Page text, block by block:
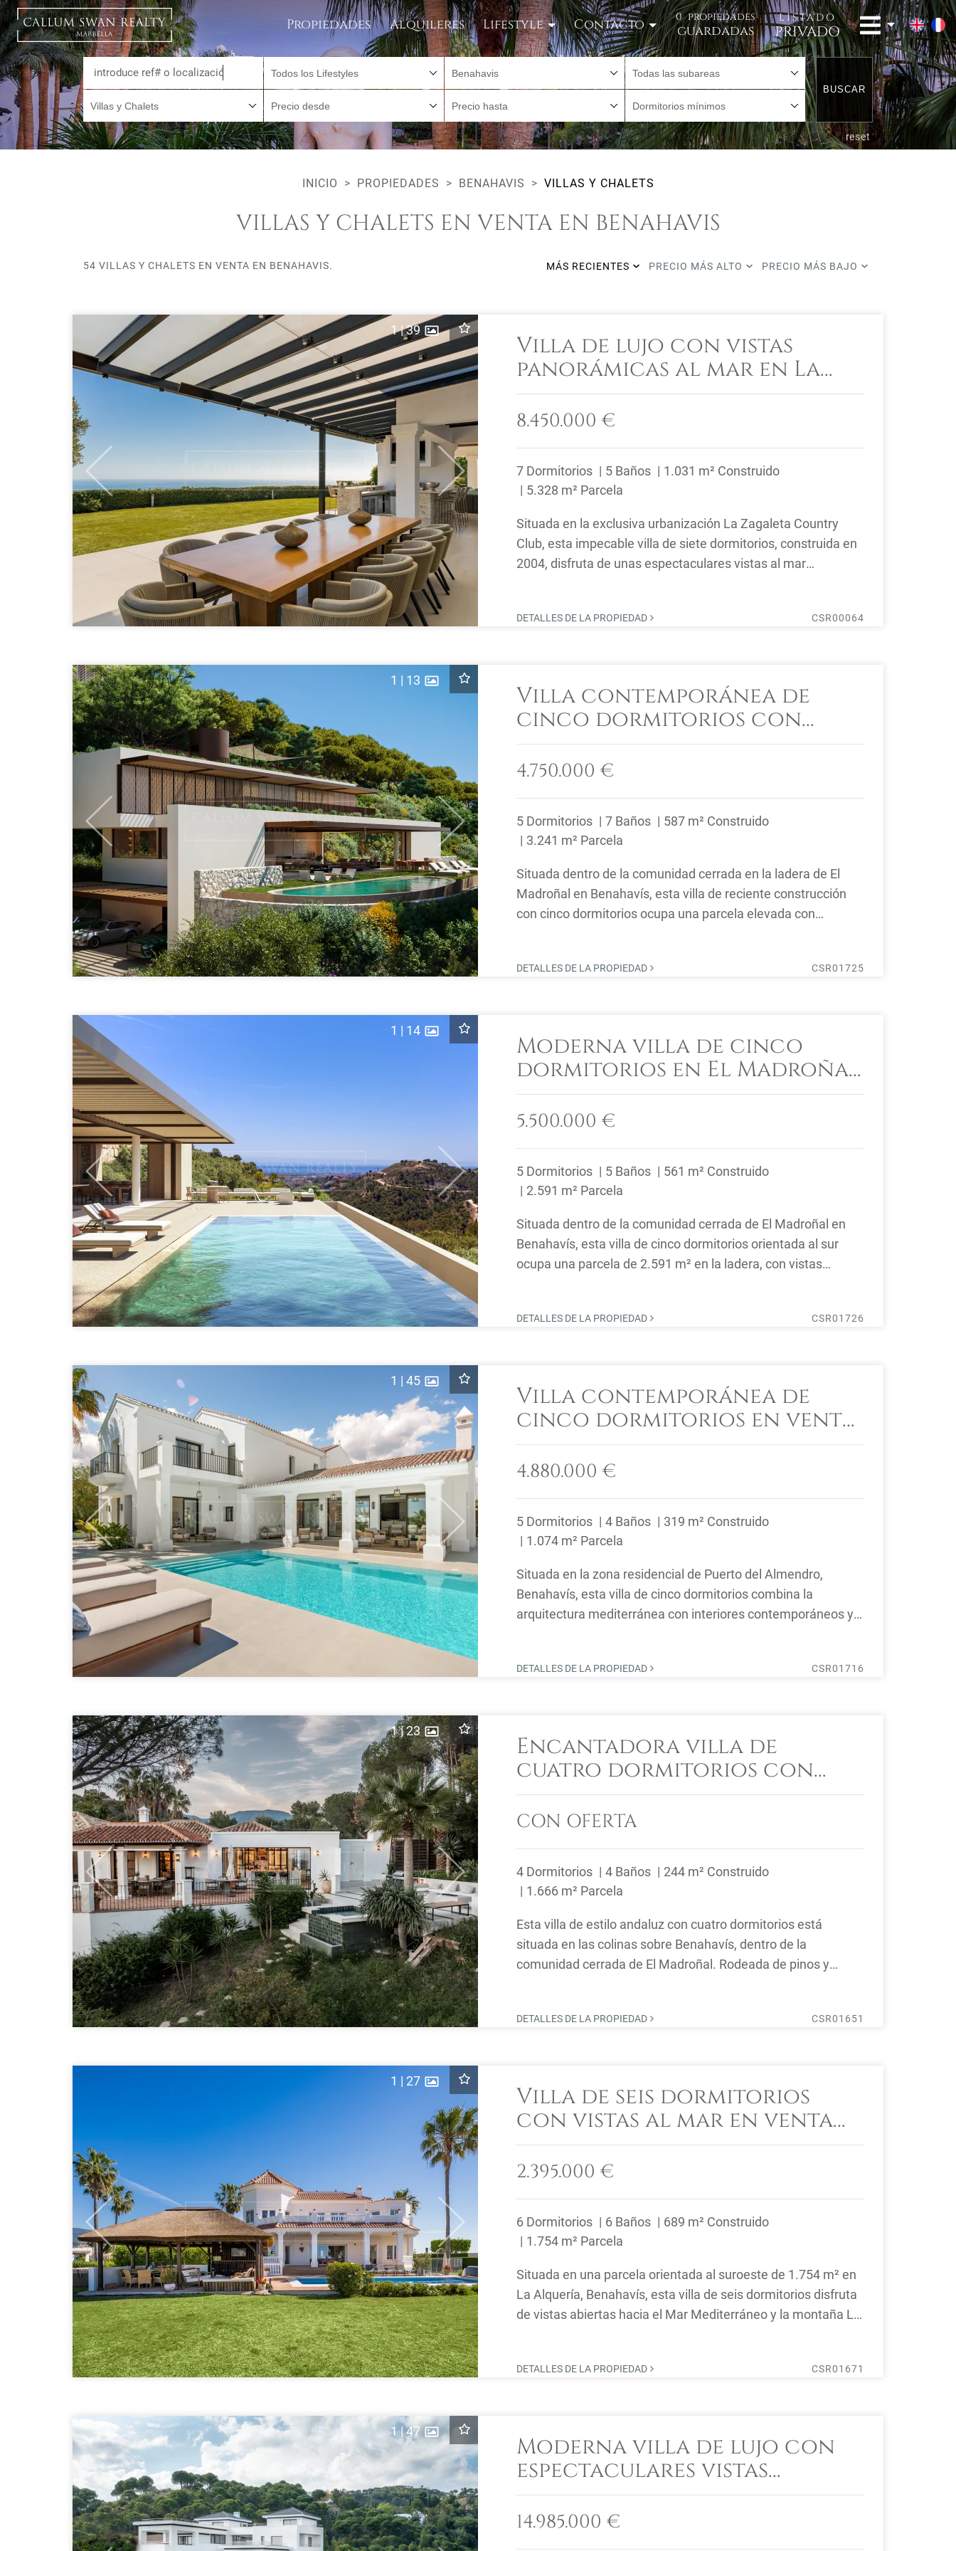
Propiedades Alquileres Lifestyle Contacto 0 propiedades
guardadas
LISTADO
PRIVADO
Todos los Lifestyles Benahavis Todas las subareas
Villas y Chalets Precio desde Precio hasta Dormitorios mínimos
BUSCAR
reset
INICIO PROPIEDADES BENAHAVIS VILLAS Y CHALETS
VILLAS Y CHALETS EN VENTA EN BENAHAVIS
54 VILLAS Y CHALETS EN VENTA EN BENAHAVIS. MÁS RECIENTES PRECIO MÁS ALTO PRECIO MÁS BAJO
Previous Next
1|39
Villa de lujo con vistas
panorámicas al mar en La
Zagaleta, Marbella
8.450.000 €
7 Dormitorios 5 Baños
1.031 m² Construido
5.328 m² Parcela
Situada en la exclusiva urbanización La Zagaleta Country
Club, esta impecable villa de siete dormitorios, construida en
2004, disfruta de unas espectaculares vistas al mar
DETALLES DE LA PROPIEDAD CSR00064
Previous Next
1 | 13
Villa contemporánea de
cinco dormitorios con
vistas panorámicas al mar en
El Madroñal
4.750.000 €
5 Dormitorios 7 Baños
587 m² Construido
3.241 m² Parcela
Situada dentro de la comunidad cerrada en la ladera de El
Madroñal en Benahavís, esta villa de reciente construcción
con cinco dormitorios ocupa una parcela elevada con
DETALLES DE LA PROPIEDAD CSR01725
Previous Next
1 | 14
Moderna villa de cinco
dormitorios en El Madroñal,
Benahavís
5.500.000 €
5 Dormitorios 5 Baños
561 m² Construido
2.591 m² Parcela
Situada dentro de la comunidad cerrada de El Madroñal en
Benahavís, esta villa de cinco dormitorios orientada al sur
ocupa una parcela de 2.591 m² en la ladera, con vistas
DETALLES DE LA PROPIEDAD CSR01726
Previous Next
1 | 45
Villa contemporánea de
cinco dormitorios en venta
en Puerto del Almendro,
Benahavís
4.880.000 €
5 Dormitorios 4 Baños
319 m² Construido
1.074 m² Parcela
Situada en la zona residencial de Puerto del Almendro,
Benahavís, esta villa de cinco dormitorios combina la
arquitectura mediterránea con interiores contemporáneos y
DETALLES DE LA PROPIEDAD CSR01716
Previous Next
1|23
Encantadora villa de
cuatro dormitorios con
vistas al mar en venta en El
Madroñal, Benahavís
CON OFERTA
4 Dormitorios 4 Baños
244 m² Construido
1.666 m² Parcela
Esta villa de estilo andaluz con cuatro dormitorios está
situada en las colinas sobre Benahavís, dentro de la
comunidad cerrada de El Madroñal. Rodeada de pinos y
DETALLES DE LA PROPIEDAD CSR01651
Previous Next
1 | 27
Villa de seis dormitorios
con vistas al mar en venta
en La Alquería, Benahavís
2.395.000 €
6 Dormitorios 6 Baños
689 m² Construido
1.754 m² Parcela
Situada en una parcela orientada al suroeste de 1.754 m² en
La Alquería, Benahavís, esta villa de seis dormitorios disfruta
de vistas abiertas hacia el Mar Mediterráneo y la montaña La
DETALLES DE LA PROPIEDAD CSR01671
1|47
Moderna villa de lujo con
espectaculares vistas
abiertas
14.985.000 €